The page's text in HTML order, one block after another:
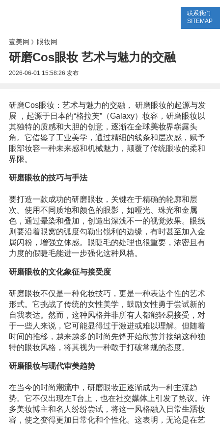
联系我们
SITEMAP
壹美网 》 眼妆网
研磨Cos眼妆 艺术与魅力的交融
2026-06-01 15:58:26 发布
研磨Cos眼妆：艺术与魅力的交融， 研磨眼妆的起源与发
展 ，起源于日本的“格拉芙”（Galaxy）妆容，研磨眼妆以
其独特的质感和大胆的创意，逐渐在全球美妆界崭露头
角。它借鉴了工业美学，通过精细的线条和层次感，赋予
眼部妆容一种未来感和机械魅力，颠覆了传统眼妆的柔和
界限。
研磨眼妆的技巧与手法
要打造一款成功的研磨眼妆，关键在于精确的轮廓和层
次。使用不同质地和颜色的眼影，如哑光、珠光和金属
色，通过晕染和叠加，创造出深浅不一的视觉效果。眼线
则要沿着眼窝的弧度勾勒出锐利的边缘，有时甚至加入金
属闪粉，增强立体感。眼睫毛的处理也很重要，浓密且有
力度的假睫毛能进一步强化这种风格。
研磨眼妆的文化象征与接受度
研磨眼妆不仅是一种化妆技巧，更是一种表达个性的艺术
形式。它挑战了传统的女性美学，鼓励女性勇于尝试新的
自我表达。然而，这种风格并非所有人都能轻易接受，对
于一些人来说，它可能显得过于激进或难以理解。但随着
时间的推移，越来越多的时尚先锋开始欣赏并接纳这种独
特的眼妆风格，将其视为一种敢于打破常规的态度。
研磨眼妆与现代审美趋势
在当今的时尚潮流中，研磨眼妆正逐渐成为一种主流趋
势。它不仅出现在T台上，也在社交媒体上引发了热议。许
多美妆博主和名人纷纷尝试，将这一风格融入日常生活妆
容，使之变得更加日常化和个性化。这表明，无论是在艺